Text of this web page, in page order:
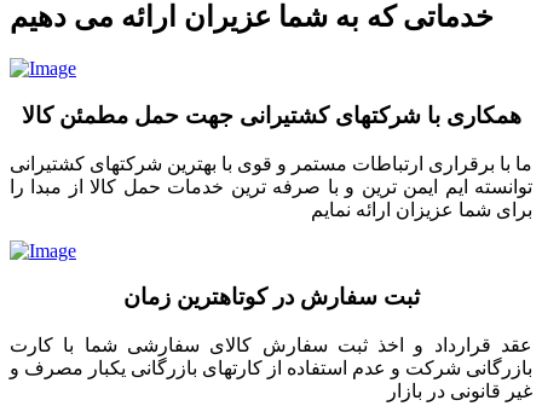
خدماتی که به شما عزیران ارائه می دهیم
همکاری با شرکتهای کشتیرانی جهت حمل مطمئن کالا
ما با برقراری ارتباطات مستمر و قوی با بهترین شرکتهای کشتیرانی
توانسته ایم ایمن ترین و با صرفه ترین خدمات حمل کالا از مبدا را
برای شما عزیزان ارائه نمایم
ثبت سفارش در کوتاهترین زمان
عقد قرارداد و اخذ ثبت سفارش کالای سفارشی شما با کارت
بازرگانی شرکت و عدم استفاده از کارتهای بازرگانی یکبار مصرف و
غیر قانونی در بازار